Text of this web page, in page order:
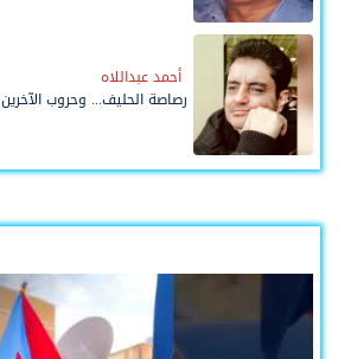
أحمد عبداللاه
رصاصة الحليف... وحروب الآخرين